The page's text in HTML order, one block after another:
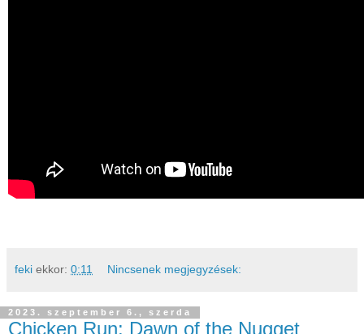
feki ekkor: 0:11 Nincsenek megjegyzések:
2023. szeptember 6., szerda
Chicken Run: Dawn of the Nugget